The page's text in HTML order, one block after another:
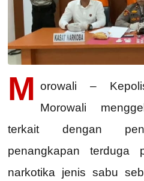
M orowali –
Morowali
terkait dengan
penangkapan terduga
narkotika jenis sabu